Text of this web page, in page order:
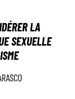
LA
SEXUELLE